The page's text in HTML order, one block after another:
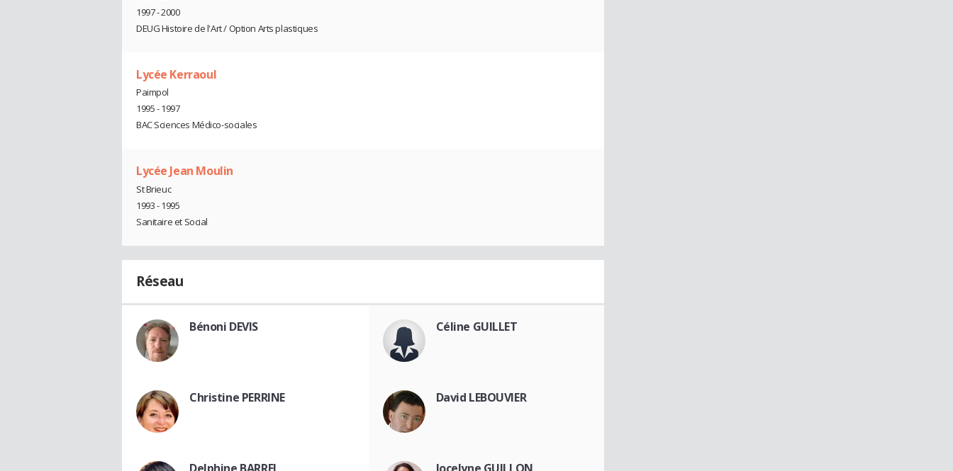
1997 - 2000
DEUG Histoire de l'Art / Option Arts plastiques
Lycée Kerraoul
Paimpol
1995 - 1997
BAC Sciences Médico-sociales
Lycée Jean Moulin
St Brieuc
1993 - 1995
Sanitaire et Social
Réseau
Bénoni DEVIS Céline GUILLET
Christine PERRINE David LEBOUVIER